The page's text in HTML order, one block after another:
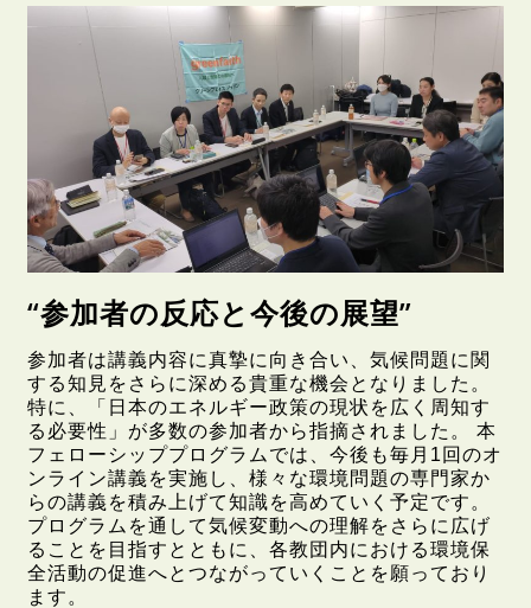
“参加者の反応と今後の展望”
参加者は講義内容に真摯に向き合い、気候問題に関
する知見をさらに深める貴重な機会となりました。
特に、「日本のエネルギー政策の現状を広く周知す
る必要性」が多数の参加者から指摘されました。 本
フェローシッププログラムでは、今後も毎月1回のオ
ンライン講義を実施し、様々な環境問題の専門家か
らの講義を積み上げて知識を高めていく予定です。
プログラムを通して気候変動への理解をさらに広げ
ることを目指すとともに、各教団内における環境保
全活動の促進へとつながっていくことを願っており
ます。